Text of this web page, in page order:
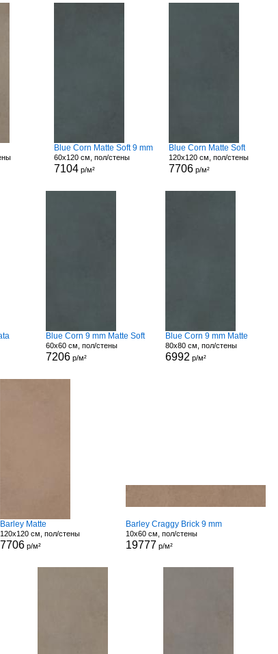
Blue Corn Matte Soft 9 mm
60x120 см, пол/стены
7104 р/м²
Blue Corn Matte Soft
120x120 см, пол/стены
7706р/м²
Blue Corn 9 mm Matte Soft
60x60 см, пол/стены
7206р/м²
Blue Corn 9 mm Matte
80x80 см, пол/стены
6992 р/м²
Barley Matte
120x120 см, пол/стены
7706р/м²
Barley Craggy Brick 9 mm
10x60 см, пол/стены
19777 р/м²